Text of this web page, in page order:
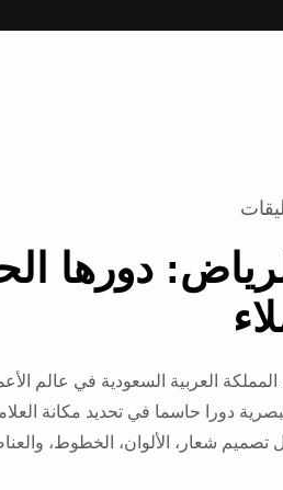
دورها
المملكة العربية السعودية في عالم
دورا حاسما في تحديد مكانة
شعار، الألوان، الخطوط،